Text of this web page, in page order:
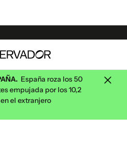
España roza los 50
empujada por los 10,2
el extranjero